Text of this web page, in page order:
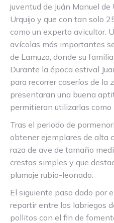
juventud de Juán Manuel de
Urquijo y que con tan solo
como un experto avicultor.
avícolas más importantes
de Lamuza, donde su
Durante la época estival
para recorrer caseríos de la
presentaran una buena
permitieran utilizarlas como
Tras el periodo de
obtener ejemplares de alta
raza de ave de tamaño
crestas simples y que
plumaje rubio-leonado.
El siguiente paso dado por
repartir entre los labriegos
pollitos con el fin de